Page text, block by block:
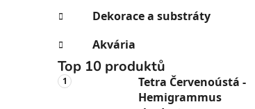
e
l
Dekorace a substráty
Akvária
Top 10 produktů
Tetra Červenoústá -
Hemigrammus